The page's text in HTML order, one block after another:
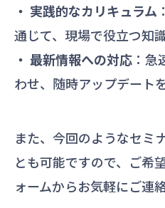
・ 実践的なカリキュラム
通じて、現場で役立つ知
・ 最新情報への対応 ：
わせ、随時アップデート
また、今回のようなセミ
とも可能ですので、ご希
ォームからお気軽にご連